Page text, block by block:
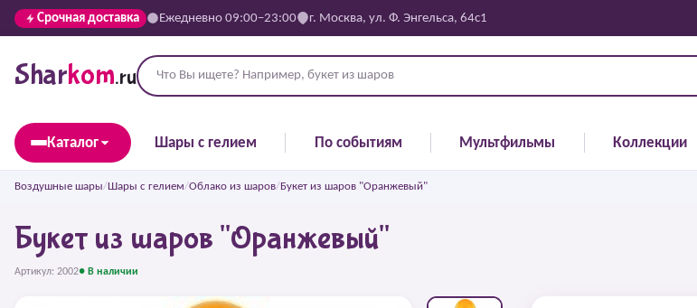
Срочная доставка Ежедневно 09:00–23:00 г. Москва, ул. Ф. Энгельса, 64с1
Sharkom.ru
Каталог Шары с гелием По событиям Мультфильмы Коллекции
Воздушные шары/Шары с гелием/Облако из шаров/Букет из шаров "Оранжевый"
Букет из шаров "Оранжевый"
Артикул: 2002● В наличии